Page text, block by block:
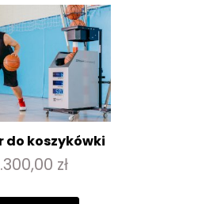
do koszykówki
zł